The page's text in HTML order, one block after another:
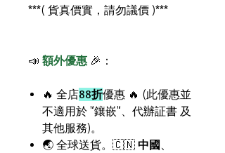
***( 貨真價實，請勿議價 )***
📣 額外優惠 🎉：
🔥 全店88折優惠 🔥 (此優惠並
不適用於 "鑲嵌"、代辦証書 及
其他服務)。
🌏 全球送貨。🇨🇳 中國 、